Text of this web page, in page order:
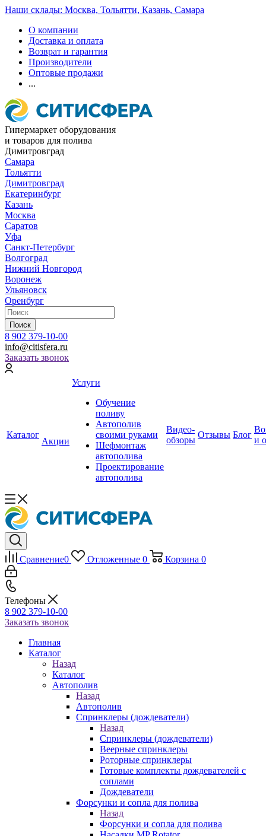
Наши склады: Москва, Тольятти, Казань, Самара
О компании
Доставка и оплата
Возврат и гарантия
Производители
Оптовые продажи
...
Гипермаркет оборудования
и товаров для полива
Димитровград
Самара
Тольятти
Димитровград
Екатеринбург
Казань
Москва
Саратов
Уфа
Санкт-Петербург
Волгоград
Нижний Новгород
Воронеж
Ульяновск
Оренбург
Поиск
8 902 379-10-00
info@citisfera.ru
Заказать звонок
Каталог
Акции
Услуги
Обучение
поливу
Автополив
своими руками
Шефмонтаж
автополива
Проектирование
автополива
Видео-
обзоры
Отзывы Блог
и
Сравнение0 Отложенные 0 Корзина 0
Телефоны
8 902 379-10-00
Заказать звонок
Главная
Каталог
Назад
Каталог
Автополив
Назад
Автополив
Спринклеры (дождеватели)
Назад
Спринклеры (дождеватели)
Веерные спринклеры
Роторные спринклеры
Готовые комплекты дождевателей с
соплами
Дождеватели
Форсунки и сопла для полива
Назад
Форсунки и сопла для полива